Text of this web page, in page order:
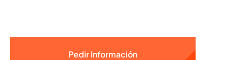
Pedir Información